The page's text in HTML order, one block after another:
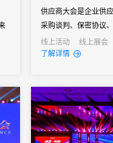
供应商大会是企业供
采购谈判、保密协议
通企业会议有本质区
窗口，也是采购策略
线上活动 线上展会
了解详情